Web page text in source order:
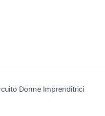
Donne Imprenditrici